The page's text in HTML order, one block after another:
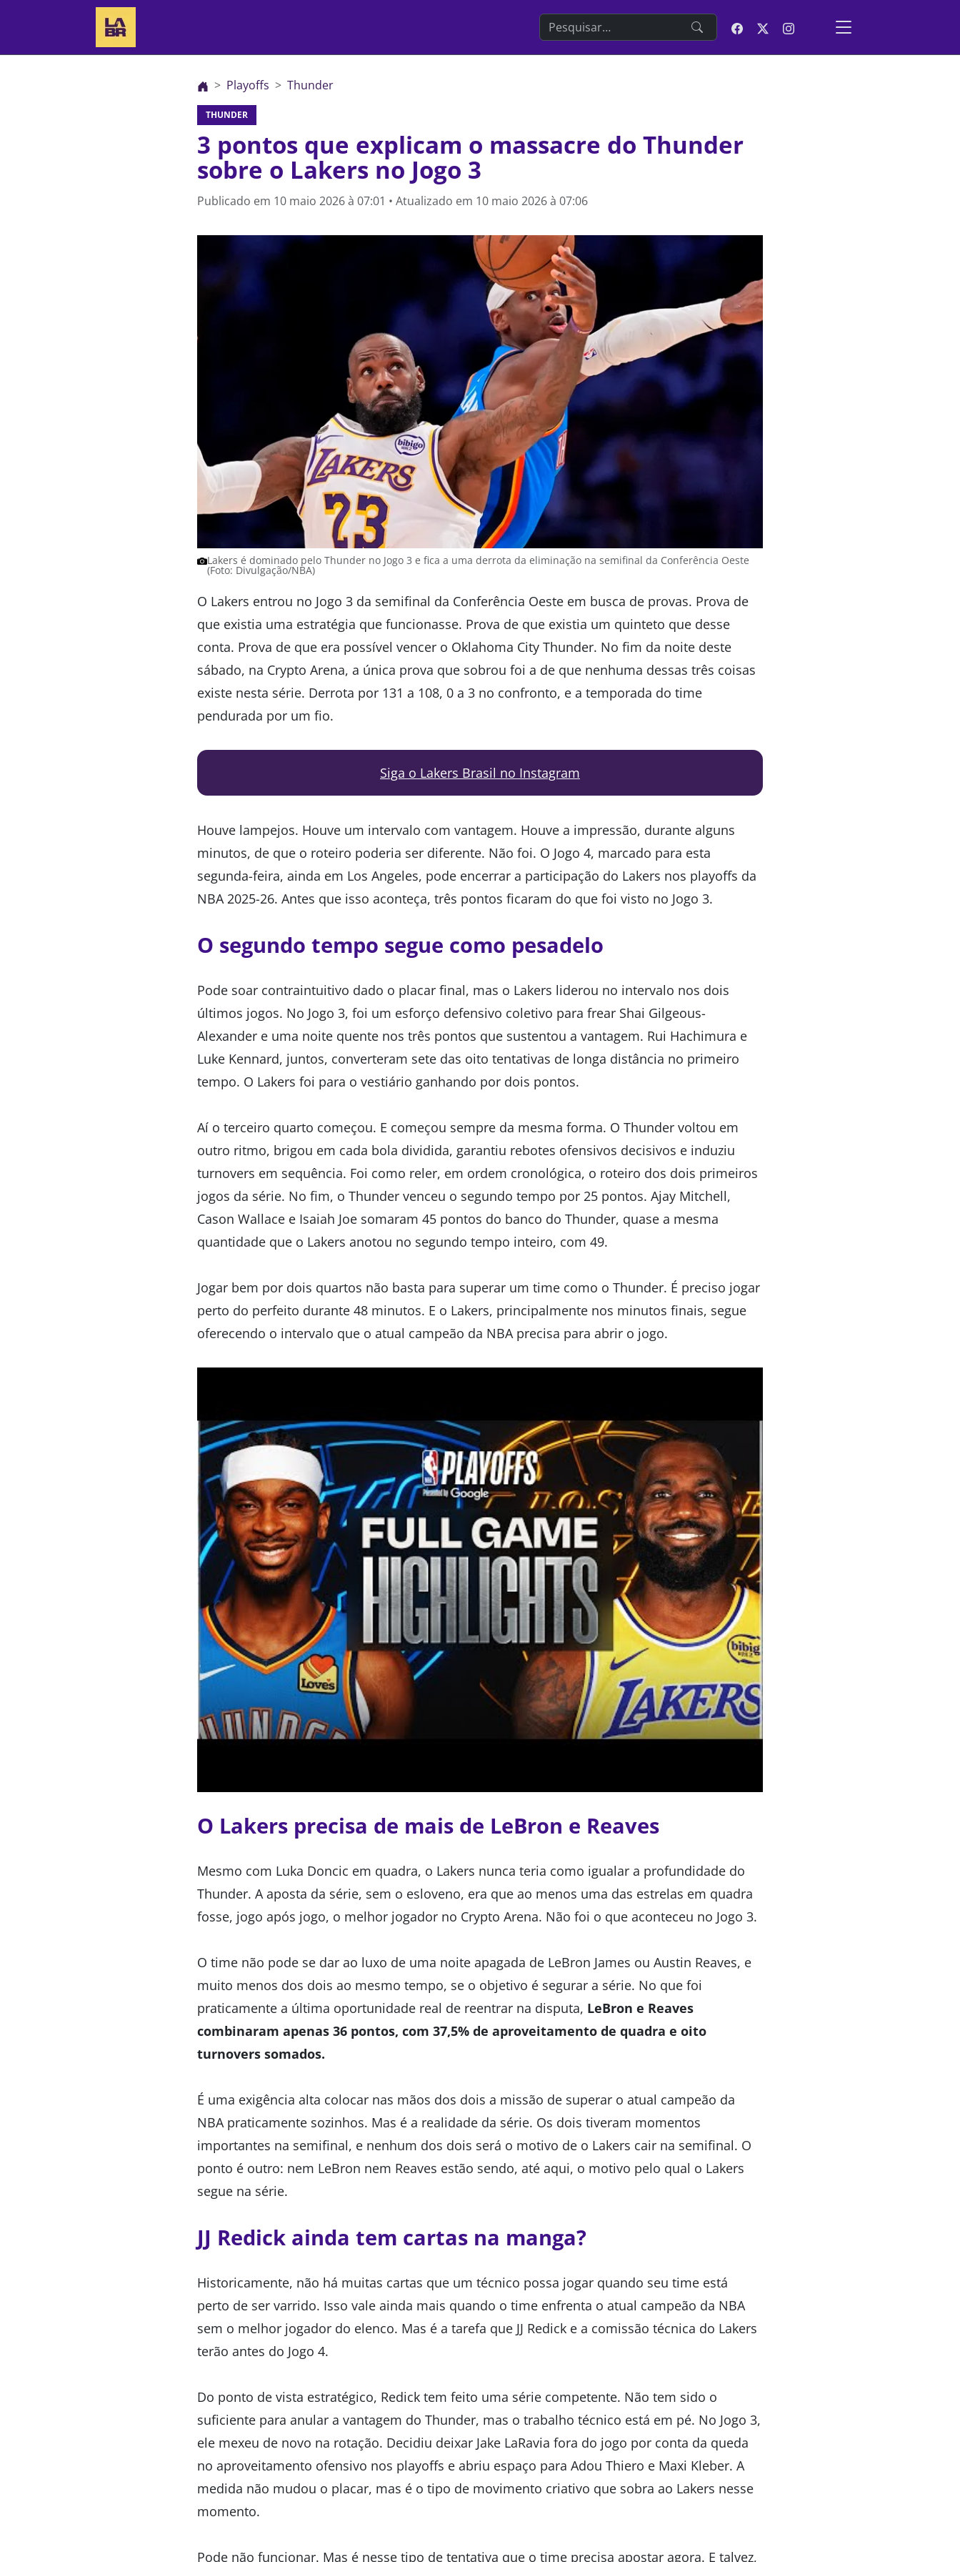
Search the website
Playoffs Thunder
THUNDER
3 pontos que explicam o massacre do Thunder
sobre o Lakers no Jogo 3
Publicado em 10 maio 2026 à 07:01 • Atualizado em 10 maio 2026 à 07:06
Lakers é dominado pelo Thunder no Jogo 3 e fica a uma derrota da eliminação na semifinal da Conferência Oeste
(Foto: Divulgação/NBA)
O Lakers entrou no Jogo 3 da semifinal da Conferência Oeste em busca de provas. Prova de
que existia uma estratégia que funcionasse. Prova de que existia um quinteto que desse
conta. Prova de que era possível vencer o Oklahoma City Thunder. No fim da noite deste
sábado, na Crypto Arena, a única prova que sobrou foi a de que nenhuma dessas três coisas
existe nesta série. Derrota por 131 a 108, 0 a 3 no confronto, e a temporada do time
pendurada por um fio.
Siga o Lakers Brasil no Instagram
Houve lampejos. Houve um intervalo com vantagem. Houve a impressão, durante alguns
minutos, de que o roteiro poderia ser diferente. Não foi. O Jogo 4, marcado para esta
segunda-feira, ainda em Los Angeles, pode encerrar a participação do Lakers nos playoffs da
NBA 2025-26. Antes que isso aconteça, três pontos ficaram do que foi visto no Jogo 3.
O segundo tempo segue como pesadelo
Pode soar contraintuitivo dado o placar final, mas o Lakers liderou no intervalo nos dois
últimos jogos. No Jogo 3, foi um esforço defensivo coletivo para frear Shai Gilgeous-
Alexander e uma noite quente nos três pontos que sustentou a vantagem. Rui Hachimura e
Luke Kennard, juntos, converteram sete das oito tentativas de longa distância no primeiro
tempo. O Lakers foi para o vestiário ganhando por dois pontos.
Aí o terceiro quarto começou. E começou sempre da mesma forma. O Thunder voltou em
outro ritmo, brigou em cada bola dividida, garantiu rebotes ofensivos decisivos e induziu
turnovers em sequência. Foi como reler, em ordem cronológica, o roteiro dos dois primeiros
jogos da série. No fim, o Thunder venceu o segundo tempo por 25 pontos. Ajay Mitchell,
Cason Wallace e Isaiah Joe somaram 45 pontos do banco do Thunder, quase a mesma
quantidade que o Lakers anotou no segundo tempo inteiro, com 49.
Jogar bem por dois quartos não basta para superar um time como o Thunder. É preciso jogar
perto do perfeito durante 48 minutos. E o Lakers, principalmente nos minutos finais, segue
oferecendo o intervalo que o atual campeão da NBA precisa para abrir o jogo.
O Lakers precisa de mais de LeBron e Reaves
Mesmo com Luka Doncic em quadra, o Lakers nunca teria como igualar a profundidade do
Thunder. A aposta da série, sem o esloveno, era que ao menos uma das estrelas em quadra
fosse, jogo após jogo, o melhor jogador no Crypto Arena. Não foi o que aconteceu no Jogo 3.
O time não pode se dar ao luxo de uma noite apagada de LeBron James ou Austin Reaves, e
muito menos dos dois ao mesmo tempo, se o objetivo é segurar a série. No que foi
praticamente a última oportunidade real de reentrar na disputa, LeBron e Reaves
combinaram apenas 36 pontos, com 37,5% de aproveitamento de quadra e oito
turnovers somados.
É uma exigência alta colocar nas mãos dos dois a missão de superar o atual campeão da
NBA praticamente sozinhos. Mas é a realidade da série. Os dois tiveram momentos
importantes na semifinal, e nenhum dos dois será o motivo de o Lakers cair na semifinal. O
ponto é outro: nem LeBron nem Reaves estão sendo, até aqui, o motivo pelo qual o Lakers
segue na série.
JJ Redick ainda tem cartas na manga?
Historicamente, não há muitas cartas que um técnico possa jogar quando seu time está
perto de ser varrido. Isso vale ainda mais quando o time enfrenta o atual campeão da NBA
sem o melhor jogador do elenco. Mas é a tarefa que JJ Redick e a comissão técnica do Lakers
terão antes do Jogo 4.
Do ponto de vista estratégico, Redick tem feito uma série competente. Não tem sido o
suficiente para anular a vantagem do Thunder, mas o trabalho técnico está em pé. No Jogo 3,
ele mexeu de novo na rotação. Decidiu deixar Jake LaRavia fora do jogo por conta da queda
no aproveitamento ofensivo nos playoffs e abriu espaço para Adou Thiero e Maxi Kleber. A
medida não mudou o placar, mas é o tipo de movimento criativo que sobra ao Lakers nesse
momento.
Pode não funcionar. Mas é nesse tipo de tentativa que o time precisa apostar agora. E talvez,